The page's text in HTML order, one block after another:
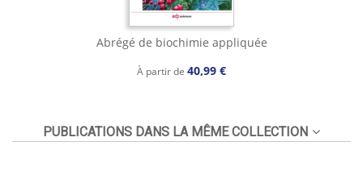
Abrégé de biochimie appliquée
À partir de 40,99 €
PUBLICATIONS DANS LA MÊME COLLECTION